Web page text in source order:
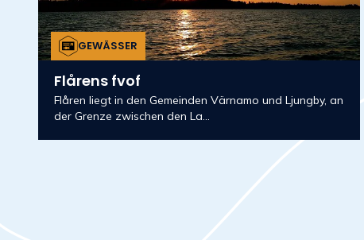
GEWÄSSER
Flårens fvof
Flåren liegt in den Gemeinden Värnamo und Ljungby, an
der Grenze zwischen den La...